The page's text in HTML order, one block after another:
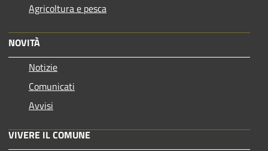
Agricoltura e pesca
NOVITÀ
Notizie
Comunicati
Avvisi
VIVERE IL COMUNE